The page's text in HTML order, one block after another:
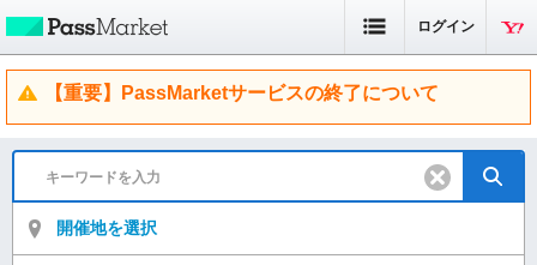
ログイン
【重要】PassMarketサービスの終了について
開催地を選択